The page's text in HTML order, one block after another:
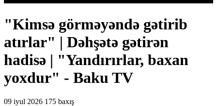
"Kimsə görməyəndə gətirib
atırlar" | Dəhşətə gətirən
hadisə | "Yandırırlar, baxan
yoxdur" - Baku TV
09 iyul 2026 175 baxış